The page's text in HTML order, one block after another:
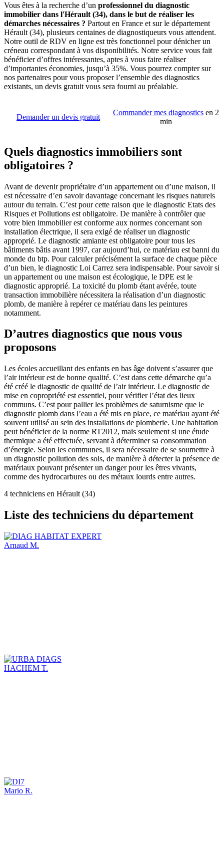
Vous êtes à la recherche d’un professionnel du diagnostic
immobilier dans l'Hérault (34), dans le but de réaliser les
démarches nécessaires ? Partout en France et sur le département
Hérault (34), plusieurs centaines de diagnostiqueurs vous attendent.
Notre outil de RDV en ligne est très fonctionnel pour dénicher un
créneau correspondant à vos disponibilités. Notre service vous fait
bénéficier d’offres intéressantes, aptes à vous faire réaliser
d’importantes économies, jusqu’à 35%. Vous pourrez compter sur
nos partenaires pour vous proposer l’ensemble des diagnostics
existants, un devis gratuit vous sera fourni au préalable.
Demander un devis gratuit
Commander mes diagnostics en 2
min
Quels diagnostics immobiliers sont
obligatoires ?
Avant de devenir propriétaire d’un appartement ou d’une maison, il
est nécessaire d’en savoir davantage concernant les risques naturels
autour du terrain. C’est pour cette raison que le diagnostic Etats des
Risques et Pollutions est obligatoire. De manière à contrôler que
votre bien immobilier est conforme aux normes concernant son
installation électrique, il sera exigé de réaliser un diagnostic
approprié. Le diagnostic amiante est obligatoire pour tous les
bâtiments bâtis avant 1997, car aujourd’hui, ce matériau est banni du
monde du btp. Pour calculer précisément la surface de chaque pièce
d’un bien, le diagnostic Loi Carrez sera indispensable. Pour savoir si
un appartement ou une maison est écologique, le DPE est le
diagnostic approprié. La toxicité du plomb étant avérée, toute
transaction immobilière nécessitera la réalisation d’un diagnostic
plomb, de manière à repérer ce matériau dans les peintures
notamment.
D’autres diagnostics que nous vous
proposons
Les écoles accueillant des enfants en bas âge doivent s’assurer que
l’air intérieur est de bonne qualité. C’est dans cette démarche qu’a
été créé le diagnostic de qualité de l’air intérieur. Le diagnostic de
mise en copropriété est essentiel, pour vérifier l’état des lieux
communs. C’est pour pallier les problèmes de saturnisme que le
diagnostic plomb dans l’eau a été mis en place, ce matériau ayant été
souvent utilisé au sein des installations de plomberie. Une habitation
peut bénéficier de la norme RT2012, mais seulement si une étude
thermique a été effectuée, servant à déterminer sa consommation
d’énergie. Selon les communes, il sera nécessaire de se soumettre à
un diagnostic pollution des sols, de manière à détecter la présence de
matériaux pouvant présenter un danger pour les êtres vivants,
comme des hydrocarbures ou des métaux lourds entre autres.
4 techniciens en Hérault (34)
Liste des techniciens du département
Arnaud M.
HACHEM T.
Mario R.